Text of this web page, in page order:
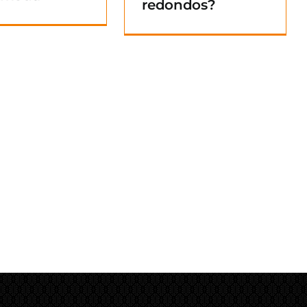
redondos?